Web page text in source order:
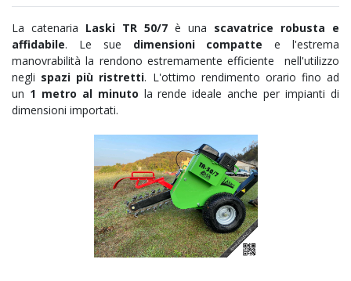
La catenaria Laski TR 50/7 è una scavatrice robusta e
affidabile. Le sue dimensioni compatte e l'estrema
manovrabilità la rendono estremamente efficiente nell'utilizzo
negli spazi più ristretti. L'ottimo rendimento orario fino ad
un 1 metro al minuto la rende ideale anche per impianti di
dimensioni importati.